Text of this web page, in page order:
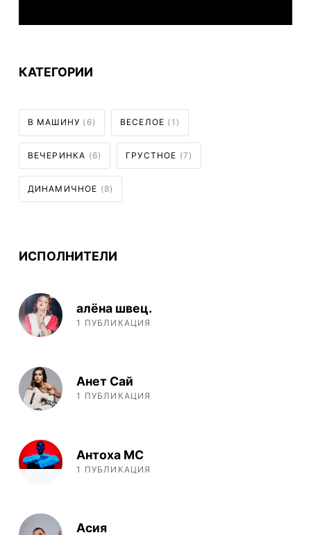
КАТЕГОРИИ
В МАШИНУ (6) ВЕСЕЛОЕ (1)
ВЕЧЕРИНКА (6) ГРУСТНОЕ (7)
ДИНАМИЧНОЕ (8)
ИСПОЛНИТЕЛИ
алёна швец.
1 ПУБЛИКАЦИЯ
Анет Сай
1 ПУБЛИКАЦИЯ
Антоха МС
1 ПУБЛИКАЦИЯ
Асия